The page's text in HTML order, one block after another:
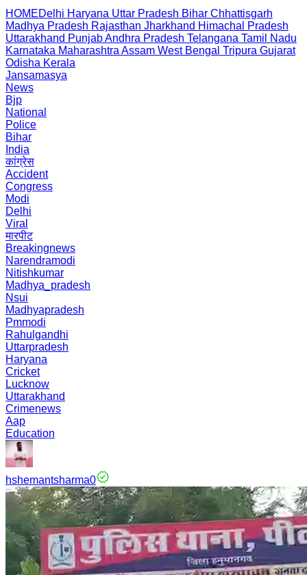
HOMEDelhi Haryana Uttar Pradesh Bihar Chhattisgarh
Madhya Pradesh Rajasthan Jharkhand Himachal Pradesh
Uttarakhand PunjabAndhra Pradesh Telangana Tamil Nadu
Karnataka Maharashtra Assam West Bengal Tripura Gujarat
Odisha Kerala
Jansamasya
News
Bjp
National
Police
Bihar
India
कांग्रेस
Accident
Congress
Modi
Delhi
Viral
मारपीट
Breakingnews
Narendramodi
Nitishkumar
Madhya_pradesh
Nsui
Madhyapradesh
Pmmodi
Rahulgandhi
Uttarpradesh
Haryana
Cricket
Lucknow
Uttarakhand
Crimenews
Aap
Education
hshemantsharma0